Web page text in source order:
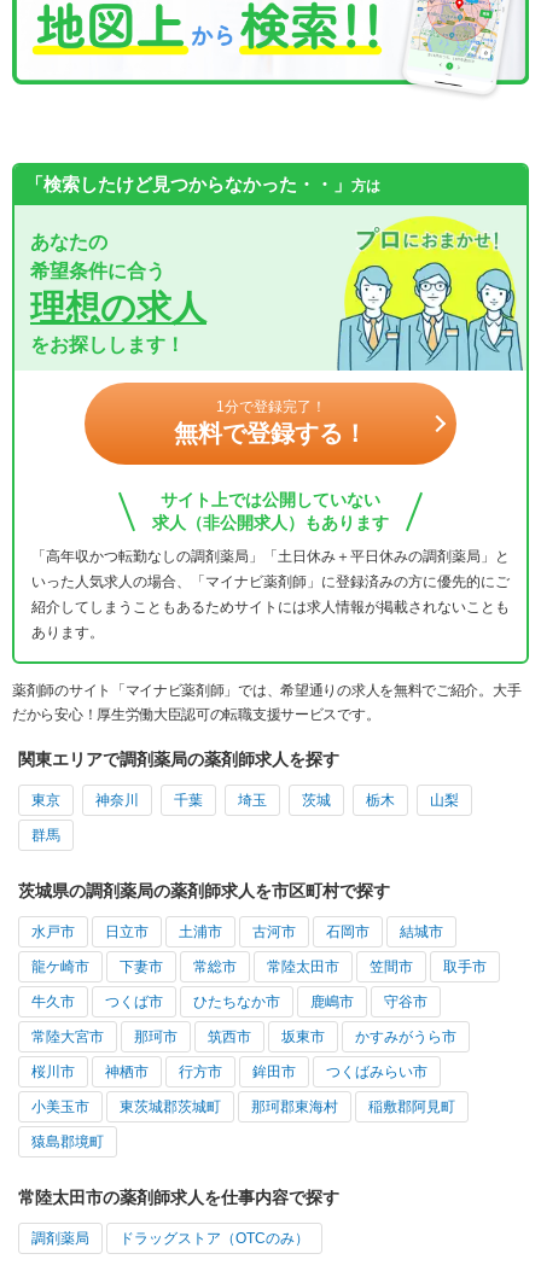
「検索したけど見つからなかった・・」 方は
あなたの
希望条件に合う
理想の求人
をお探しします！
1分で登録完了！
無料で登録する！
サイト上では公開していない
求人（非公開求人）もあります
「高年収かつ転勤なしの調剤薬局」「土日休み＋平日休みの調剤薬局」と
いった人気求人の場合、「マイナビ薬剤師」に登録済みの方に優先的にご
紹介してしまうこともあるためサイトには求人情報が掲載されないことも
あります。
薬剤師のサイト「マイナビ薬剤師」では、希望通りの求人を無料でご紹介。大手
だから安心！厚生労働大臣認可の転職支援サービスです。
関東エリアで調剤薬局の薬剤師求人を探す
東京 神奈川 千葉 埼玉 茨城 栃木 山梨
群馬
茨城県の調剤薬局の薬剤師求人を市区町村で探す
水戸市 日立市 土浦市 古河市 石岡市 結城市
龍ケ崎市 下妻市 常総市 常陸太田市 笠間市 取手市
牛久市 つくば市 ひたちなか市 鹿嶋市 守谷市
常陸大宮市 那珂市 筑西市 坂東市 かすみがうら市
桜川市 神栖市 行方市 鉾田市 つくばみらい市
小美玉市 東茨城郡茨城町 那珂郡東海村 稲敷郡阿見町
猿島郡境町
常陸太田市の薬剤師求人を仕事内容で探す
調剤薬局 ドラッグストア（OTCのみ）